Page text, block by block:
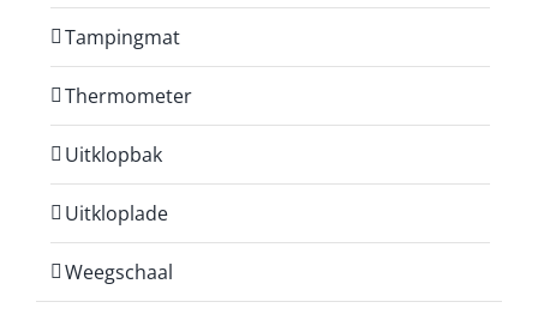
Tampingmat
Thermometer
Uitklopbak
Uitkloplade
Weegschaal